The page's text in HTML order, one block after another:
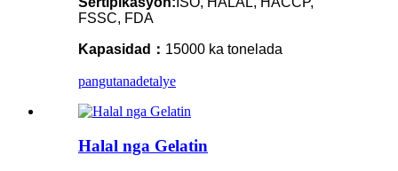
FSSC, FDA
Kapasidad： 15000 ka tonelada
pangutanadetalye
Halal nga Gelatin